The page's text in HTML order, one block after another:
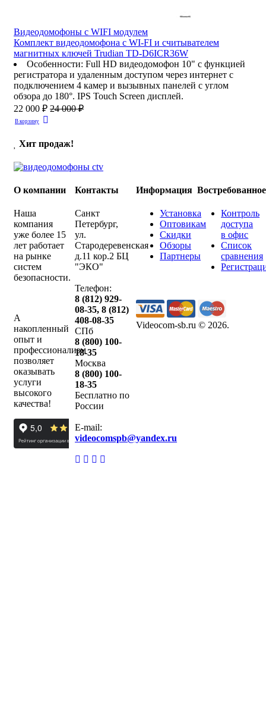
Видеодомофоны c WIFI модулем
Комплект видеодомофона с WI-FI и считывателем
магнитных ключей Trudian TD-D6ICR36W
Особенности: Full HD видеодомофон 10" с функцией
регистратора и удаленным доступом через интернет с
подключением 4 камер и вызывных панелей с углом
обзора до 180°. IPS Touch Screen дисплей.
22 000 ₽ 24 000 ₽
В корзину
Хит продаж!
О компании
Наша
компания
уже более 15
лет работает
на рынке
систем
безопасности.
А
накопленный
опыт и
профессионализм
позволяет
оказывать
услуги
высокого
качества!
Контакты
Санкт
Петербург,
ул.
Стародеревенская
д.11 кор.2 БЦ
"ЭКО"
Телефон:
8 (812) 929-
08-35,8 (812)
408-08-35
СПб
8 (800) 100-
18-35
Москва
8 (800) 100-
18-35
Бесплатно по
России
E-mail:
videocomspb@yandex.ru
Информация
Установка
Оптовикам
Скидки
Обзоры
Партнеры
Востребованное
Контроль
доступа
в офис
Список
сравнения
Videocom-sb.ru © 2026.